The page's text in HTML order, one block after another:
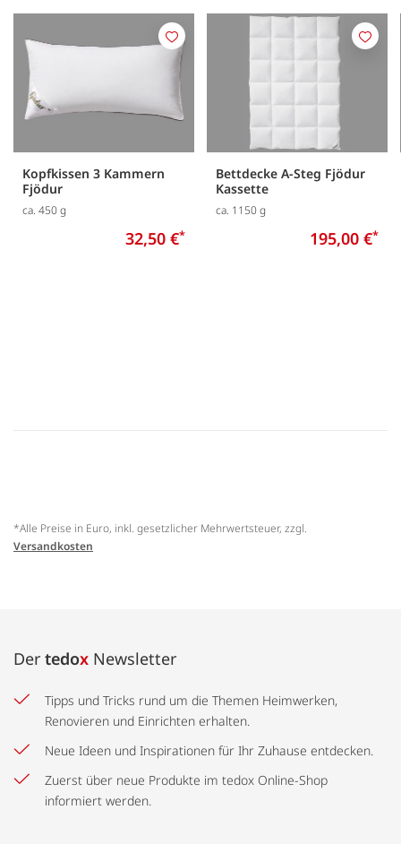
Kopfkissen 3 Kammern
Fjödur
ca. 450 g
32,50 €*
Merken
Bettdecke A-Steg Fjödur
Kassette
ca. 1150 g
195,00 €*
*Alle Preise in Euro, inkl. gesetzlicher Mehrwertsteuer, zzgl.
Versandkosten
Der tedox Newsletter
Tipps und Tricks rund um die Themen Heimwerken,
Renovieren und Einrichten erhalten.
Neue Ideen und Inspirationen für Ihr Zuhause entdecken.
Zuerst über neue Produkte im tedox Online-Shop
informiert werden.